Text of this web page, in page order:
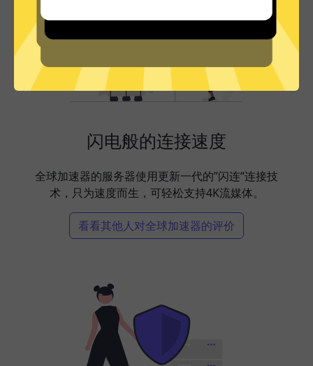
闪电般的连接速度
全球加速器的服务器使用更新一代的”闪连“连接技
术，只为速度而生，可轻松支持4K流媒体。
看看其他人对全球加速器的评价